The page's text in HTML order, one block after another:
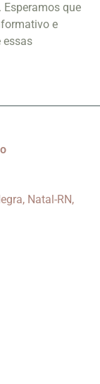
que
e
essas
Natal-RN,